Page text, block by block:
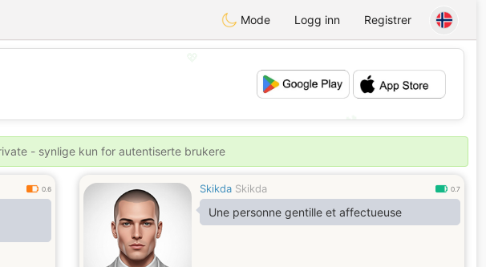
Mode Logg inn Registrer
- synlige kun for autentiserte brukere
0.6 Skikda Skikda 0.7
Une personne gentille et affectueuse